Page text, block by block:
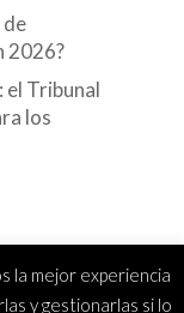
2026?
Tribunal
los
la mejor experiencia
y gestionarlas si lo